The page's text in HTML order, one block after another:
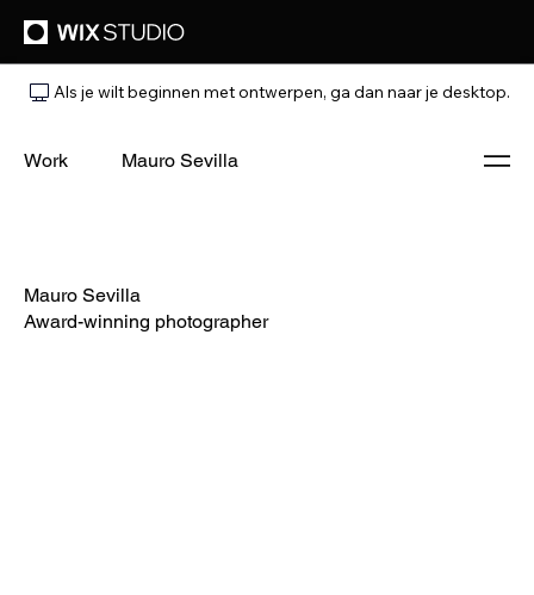
Als je wilt beginnen met ontwerpen, ga dan naar je desktop.